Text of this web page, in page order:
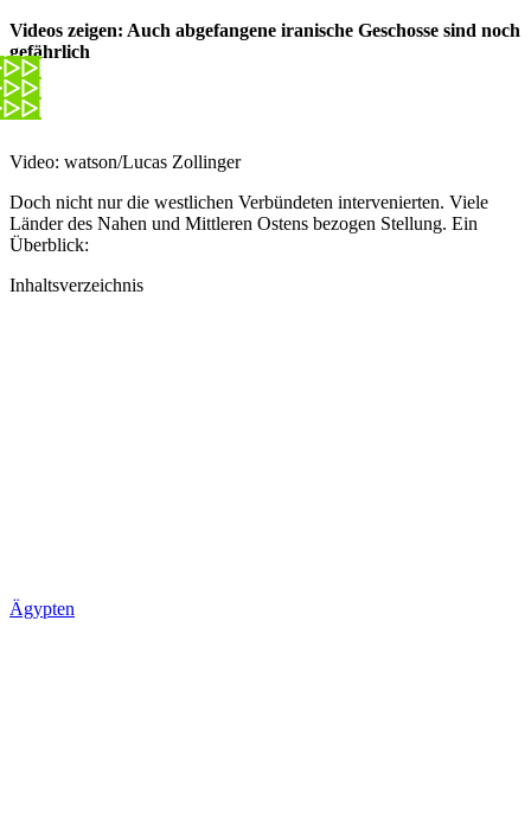
Videos zeigen: Auch abgefangene iranische Geschosse sind noch
gefährlich
Video: watson/Lucas Zollinger
Doch nicht nur die westlichen Verbündeten intervenierten. Viele
Länder des Nahen und Mittleren Ostens bezogen Stellung. Ein
Überblick:
Inhaltsverzeichnis
Ägypten